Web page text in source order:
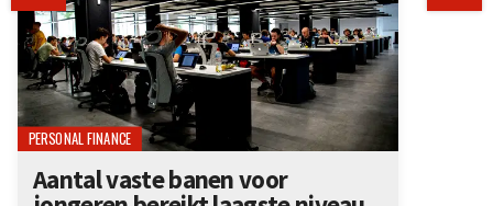
PERSONAL FINANCE
Aantal vaste banen voor